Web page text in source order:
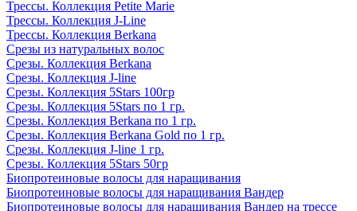
Трессы. Коллекция Petite Marie
Трессы. Коллекция J-Line
Трессы. Коллекция Berkana
Срезы из натуральных волос
Срезы. Коллекция Berkana
Срезы. Коллекция J-line
Срезы. Коллекция 5Stars 100гр
Срезы. Коллекция 5Stars по 1 гр.
Срезы. Коллекция Berkana по 1 гр.
Срезы. Коллекция Berkana Gold по 1 гр.
Срезы. Коллекция J-line 1 гр.
Срезы. Коллекция 5Stars 50гр
Биопротеиновые волосы для наращивания
Биопротеиновые волосы для наращивания Вандер
Биопротеиновые волосы для наращивания Вандер на трессе